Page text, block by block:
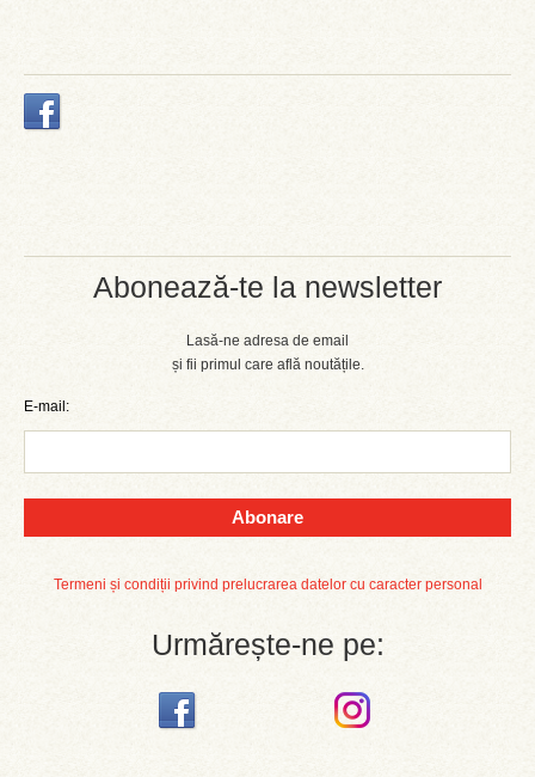
Abonează-te la newsletter
Lasă-ne adresa de email
și fii primul care află noutățile.
E-mail:
Abonare
Termeni și condiții privind prelucrarea datelor cu caracter personal
Urmărește-ne pe: